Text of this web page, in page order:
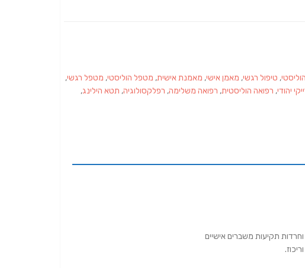
, טיפול רגשי, מאמן אישי, מאמנת אישית, מטפל הוליסטי, מטפל רגשי,
יהודי, רפואה הוליסטית, רפואה משלימה, רפלקסולוגיה, תטא הילינג,
תקיעות משברים אישיים